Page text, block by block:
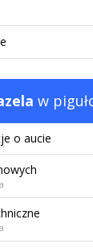
w
o aucie